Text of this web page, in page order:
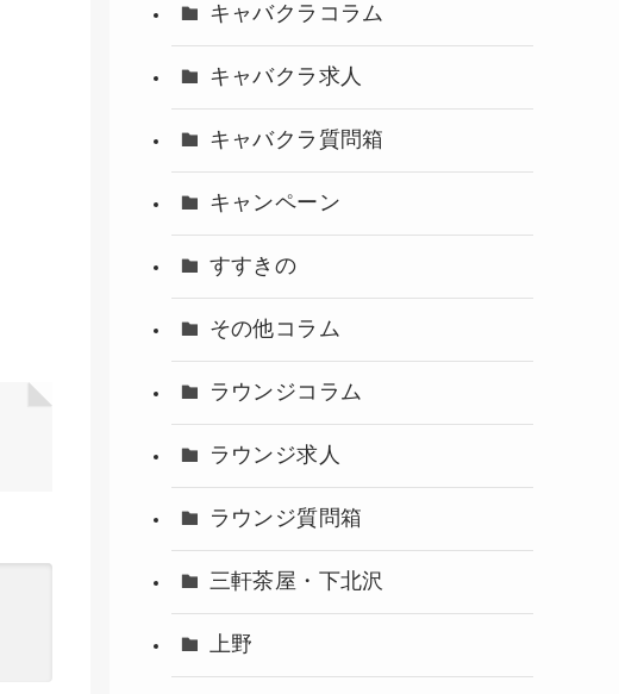
キャバクラコラム
キャバクラ求人
キャバクラ質問箱
キャンペーン
すすきの
その他コラム
ラウンジコラム
ラウンジ求人
ラウンジ質問箱
三軒茶屋・下北沢
上野